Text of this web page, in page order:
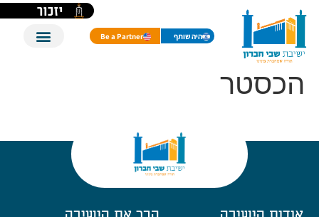
לתוכן יזכור
היה שותף Be a Partner
הכסטר